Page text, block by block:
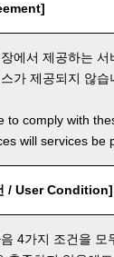
에서 제공하는
가 제공되지 않습
to comply with
will services be
/ User Condition]
4가지 조건을 모